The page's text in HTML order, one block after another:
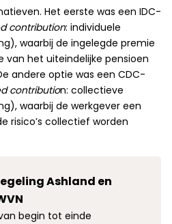
Het eerste was een IDC-
contribution: individuele
waarbij de ingelegde premie
het uiteindelijke pensioen
andere optie was een CDC-
contribution: collectieve
waarbij de werkgever een
risico’s collectief worden
Ashland en
begin tot einde